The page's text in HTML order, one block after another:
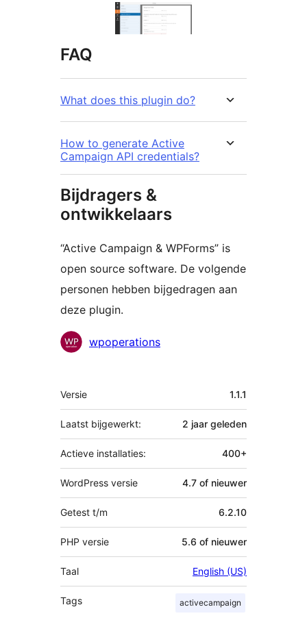
FAQ
What does this plugin do?
How to generate Active
Campaign API credentials?
Bijdragers &
ontwikkelaars
“Active Campaign & WPForms” is
open source software. De volgende
personen hebben bijgedragen aan
deze plugin.
Bijdragerswpoperations
Meta
Versie 1.1.1
Laatst bijgewerkt: 2 jaar geleden
Actieve installaties: 400+
WordPress versie 4.7 of nieuwer
Getest t/m 6.2.10
PHP versie 5.6 of nieuwer
Taal English (US)
Tags activecampaign